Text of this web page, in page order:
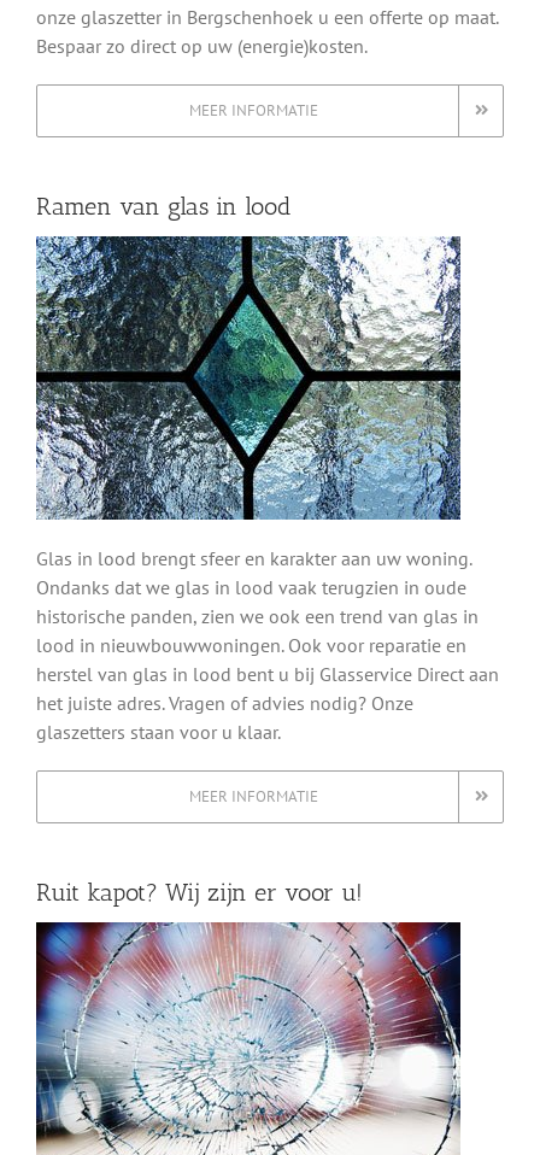
onze glaszetter in Bergschenhoek u een offerte op maat.
Bespaar zo direct op uw (energie)kosten.
MEER INFORMATIE
Ramen van glas in lood
Glas in lood brengt sfeer en karakter aan uw woning.
Ondanks dat we glas in lood vaak terugzien in oude
historische panden, zien we ook een trend van glas in
lood in nieuwbouwwoningen. Ook voor reparatie en
herstel van glas in lood bent u bij Glasservice Direct aan
het juiste adres. Vragen of advies nodig? Onze
glaszetters staan voor u klaar.
MEER INFORMATIE
Ruit kapot? Wij zijn er voor u!